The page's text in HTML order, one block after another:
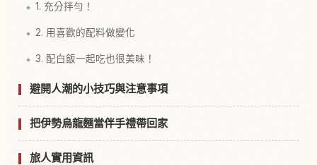
1. 充分拌勻！
2. 用喜歡的配料做變化
3. 配白飯一起吃也很美味！
避開人潮的小技巧與注意事項
把伊勢烏龍麵當伴手禮帶回家
旅人實用資訊